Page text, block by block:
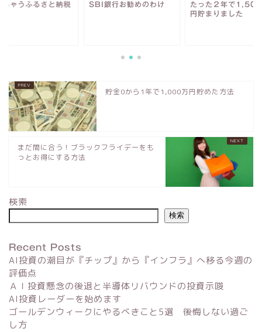
ちゃうふるさと納税 SBI銀行お勧めのわけ
たった２年で1,500
円貯まりました
貯金0から1年で1,000万円貯めた方法
まだ間に合う！ブラックフライデーをも
っとお得にする方法
検索
検索
Recent Posts
AI投資の潮目が『チップ』から『インフラ』へ移る今週の
評価点
ＡＩ投資懸念の後退と半導体リバウンドの投資示唆
AI投資レーダーを始めます
ゴールデンウィークにやるべきこと5選 後悔しない過ご
し方